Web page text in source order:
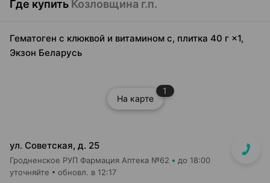
Где купить Козловщина г.п.
Гематоген с клюквой и витамином с, плитка 40 г ×1,
Экзон Беларусь
На карте
1
ул. Советская, д. 25
Гродненское РУП Фармация Аптека №62 до 18:00
уточняйте обновл. в 12:17